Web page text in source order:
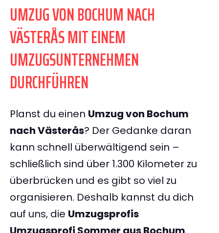
UMZUG VON BOCHUM NACH
VÄSTERÅS MIT EINEM
UMZUGSUNTERNEHMEN
DURCHFÜHREN
Planst du einen Umzug von Bochum
nach Västerås? Der Gedanke daran
kann schnell überwältigend sein –
schließlich sind über 1.300 Kilometer zu
überbrücken und es gibt so viel zu
organisieren. Deshalb kannst du dich
auf uns, die Umzugsprofis